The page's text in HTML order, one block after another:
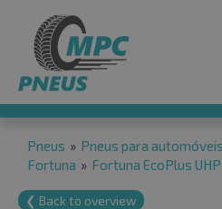
Pneus » Pneus para automóveis
Fortuna » Fortuna EcoPlus
❮ Back to overview